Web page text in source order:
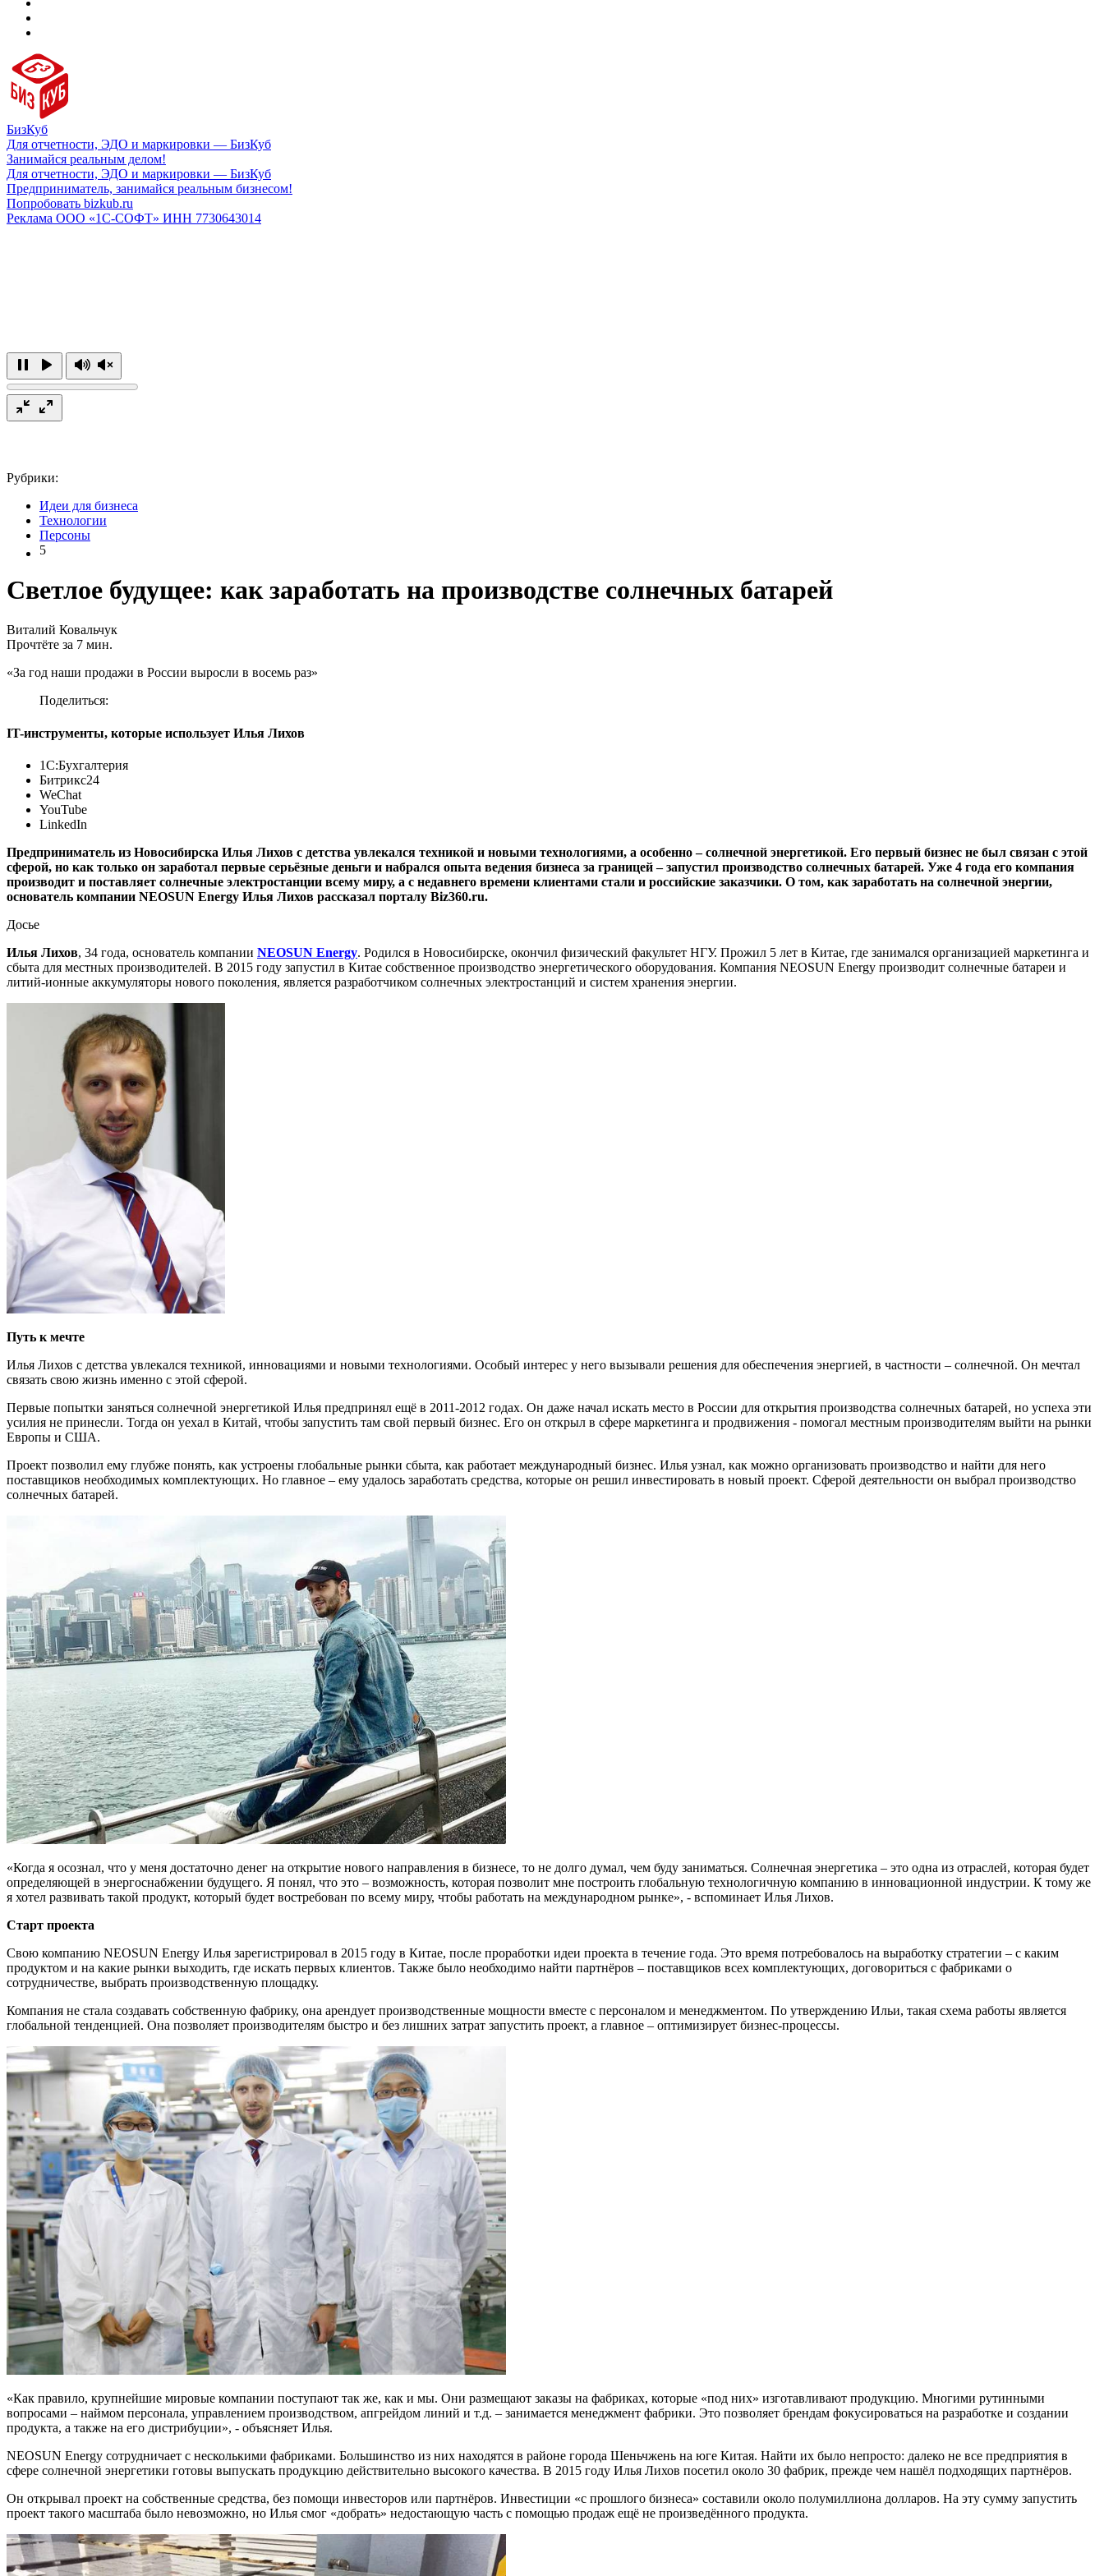
БизКуб
Для отчетности, ЭДО и маркировки — БизКуб
Занимайся реальным делом!
Для отчетности, ЭДО и маркировки — БизКуб
Предприниматель, занимайся реальным бизнесом!
Попробовать bizkub.ru
Реклама ООО «1С-СОФТ» ИНН 7730643014
Рубрики:
Идеи для бизнеса
Технологии
Персоны
5
Светлое будущее: как заработать на производстве солнечных батарей
Виталий Ковальчук
Прочтёте за 7 мин.
«За год наши продажи в России выросли в восемь раз»
Поделиться:
IT-инструменты, которые использует Илья Лихов
1С:Бухгалтерия
Битрикс24
WeChat
YouTube
LinkedIn
Предприниматель из Новосибирска Илья Лихов с детства увлекался техникой и новыми технологиями, а особенно – солнечной энергетикой. Его первый бизнес не был связан с этой
сферой, но как только он заработал первые серьёзные деньги и набрался опыта ведения бизнеса за границей – запустил производство солнечных батарей. Уже 4 года его компания
производит и поставляет солнечные электростанции всему миру, а с недавнего времени клиентами стали и российские заказчики. О том, как заработать на солнечной энергии,
основатель компании NEOSUN Energy Илья Лихов рассказал порталу Biz360.ru.
Досье
Илья Лихов, 34 года, основатель компании NEOSUN Energy. Родился в Новосибирске, окончил физический факультет НГУ. Прожил 5 лет в Китае, где занимался организацией маркетинга и
сбыта для местных производителей. В 2015 году запустил в Китае собственное производство энергетического оборудования. Компания NEOSUN Energy производит солнечные батареи и
литий-ионные аккумуляторы нового поколения, является разработчиком солнечных электростанций и систем хранения энергии.
Путь к мечте
Илья Лихов с детства увлекался техникой, инновациями и новыми технологиями. Особый интерес у него вызывали решения для обеспечения энергией, в частности – солнечной. Он мечтал
связать свою жизнь именно с этой сферой.
Первые попытки заняться солнечной энергетикой Илья предпринял ещё в 2011-2012 годах. Он даже начал искать место в России для открытия производства солнечных батарей, но успеха эти
усилия не принесли. Тогда он уехал в Китай, чтобы запустить там свой первый бизнес. Его он открыл в сфере маркетинга и продвижения - помогал местным производителям выйти на рынки
Европы и США.
Проект позволил ему глубже понять, как устроены глобальные рынки сбыта, как работает международный бизнес. Илья узнал, как можно организовать производство и найти для него
поставщиков необходимых комплектующих. Но главное – ему удалось заработать средства, которые он решил инвестировать в новый проект. Сферой деятельности он выбрал производство
солнечных батарей.
«Когда я осознал, что у меня достаточно денег на открытие нового направления в бизнесе, то не долго думал, чем буду заниматься. Солнечная энергетика – это одна из отраслей, которая будет
определяющей в энергоснабжении будущего. Я понял, что это – возможность, которая позволит мне построить глобальную технологичную компанию в инновационной индустрии. К тому же
я хотел развивать такой продукт, который будет востребован по всему миру, чтобы работать на международном рынке», - вспоминает Илья Лихов.
Старт проекта
Свою компанию NEOSUN Energy Илья зарегистрировал в 2015 году в Китае, после проработки идеи проекта в течение года. Это время потребовалось на выработку стратегии – с каким
продуктом и на какие рынки выходить, где искать первых клиентов. Также было необходимо найти партнёров – поставщиков всех комплектующих, договориться с фабриками о
сотрудничестве, выбрать производственную площадку.
Компания не стала создавать собственную фабрику, она арендует производственные мощности вместе с персоналом и менеджментом. По утверждению Ильи, такая схема работы является
глобальной тенденцией. Она позволяет производителям быстро и без лишних затрат запустить проект, а главное – оптимизирует бизнес-процессы.
«Как правило, крупнейшие мировые компании поступают так же, как и мы. Они размещают заказы на фабриках, которые «под них» изготавливают продукцию. Многими рутинными
вопросами – наймом персонала, управлением производством, апгрейдом линий и т.д. – занимается менеджмент фабрики. Это позволяет брендам фокусироваться на разработке и создании
продукта, а также на его дистрибуции», - объясняет Илья.
NEOSUN Energy сотрудничает с несколькими фабриками. Большинство из них находятся в районе города Шеньчжень на юге Китая. Найти их было непросто: далеко не все предприятия в
сфере солнечной энергетики готовы выпускать продукцию действительно высокого качества. В 2015 году Илья Лихов посетил около 30 фабрик, прежде чем нашёл подходящих партнёров.
Он открывал проект на собственные средства, без помощи инвесторов или партнёров. Инвестиции «с прошлого бизнеса» составили около полумиллиона долларов. На эту сумму запустить
проект такого масштаба было невозможно, но Илья смог «добрать» недостающую часть с помощью продаж ещё не произведённого продукта.